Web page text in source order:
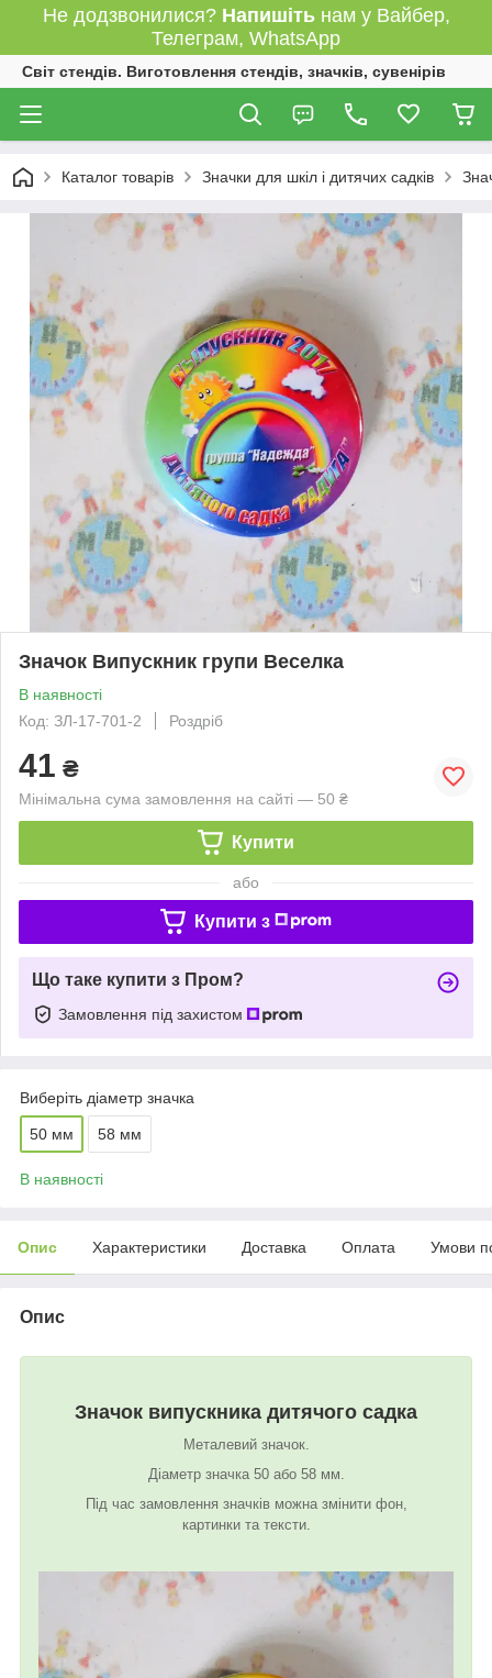
Не додзвонилися? Напишітьнам у Вайбер,
Телеграм, WhatsApp
Світ стендів. Виготовлення стендів, значків, сувенірів
Каталог товарів Значки для шкіл і дитячих садків
Значок Випускник групи Веселка
В наявності
Код: ЗЛ-17-701-2
Роздріб
41 ₴
Мінімальна сума замовлення на сайті — 50 ₴
Купити
або
Купити з
Що таке купити з Пром?
Замовлення під захистом
Виберіть діаметр значка
50 мм 58 мм
В наявності
Опис Характеристики Доставка Оплата Умови
Опис
Значок випускника дитячого садка
Металевий значок.
Діаметр значка 50 або 58 мм.
Під час замовлення значків можна змінити фон,
картинки та тексти.